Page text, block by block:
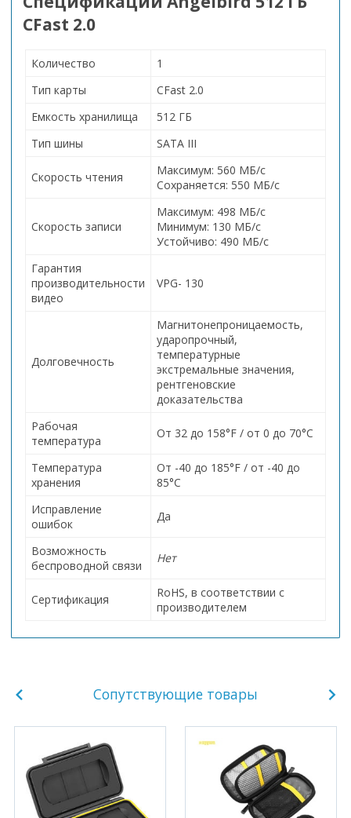
CFast 2.0
Количество
1
Тип карты
CFast 2.0
Емкость хранилища
512 ГБ
Тип шины
SATA III
Скорость чтения
Максимум: 560 МБ/с
Сохраняется: 550 МБ/с
Скорость записи
Максимум: 498 МБ/с
Минимум: 130 МБ/с
Устойчиво: 490 МБ/с
Гарантия
производительности
видео
VPG- 130
Долговечность
Магнитонепроницаемость,
ударопрочный,
температурные
экстремальные значения,
рентгеновские
доказательства
Рабочая
температура
От 32 до 158°F / от 0 до 70°C
Температура
хранения
От -40 до 185°F / от -40 до
85°C
Исправление
ошибок
Да
Возможность
беспроводной связи
Нет
Сертификация
RoHS, в соответствии с
производителем
Сопутствующие товары